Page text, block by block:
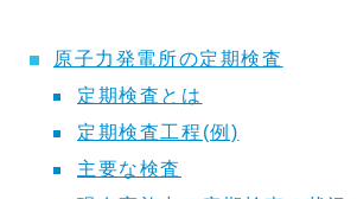
原子力発電所の定期検査
定期検査とは
定期検査工程(例)
主要な検査